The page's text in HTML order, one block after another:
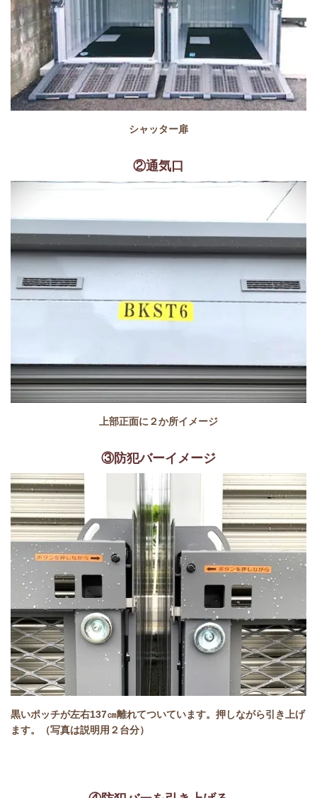
シャッター扉
②通気口
上部正面に２か所イメージ
③防犯バーイメージ
黒いポッチが左右137㎝離れてついています。押しながら引き上げ
ます。（写真は説明用２台分）